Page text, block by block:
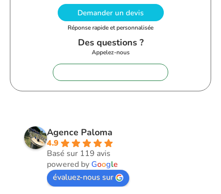
Demander un devis
Réponse rapide et personnalisée
Des questions ?
Appelez-nous
Agence Paloma
4.9
Basé sur 119 avis
powered by Google
évaluez-nous sur